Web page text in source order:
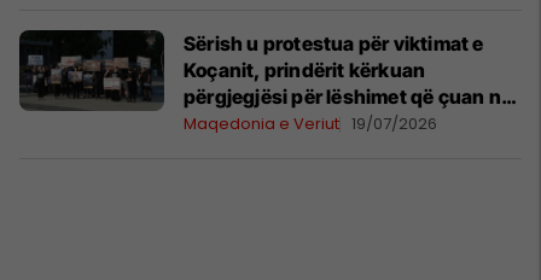
Sërish u protestua për viktimat e
Koçanit, prindërit kërkuan
përgjegjësi për lëshimet që çuan në
tragjedi
Maqedonia e Veriut 19/07/2026